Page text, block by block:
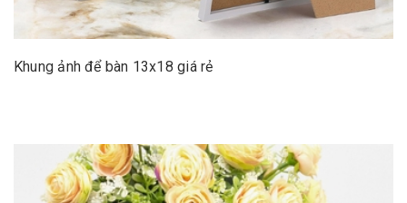
Khung ảnh để bàn 13x18 giá rẻ